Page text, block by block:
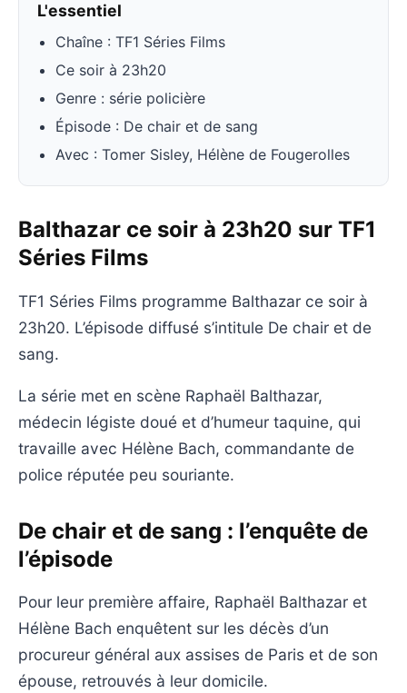
L'essentiel
Chaîne : TF1 Séries Films
Ce soir à 23h20
Genre : série policière
Épisode : De chair et de sang
Avec : Tomer Sisley, Hélène de Fougerolles
Balthazar ce soir à 23h20 sur TF1
Séries Films
TF1 Séries Films programme Balthazar ce soir à
23h20. L’épisode diffusé s’intitule De chair et de
sang.
La série met en scène Raphaël Balthazar,
médecin légiste doué et d’humeur taquine, qui
travaille avec Hélène Bach, commandante de
police réputée peu souriante.
De chair et de sang : l’enquête de
l’épisode
Pour leur première affaire, Raphaël Balthazar et
Hélène Bach enquêtent sur les décès d’un
procureur général aux assises de Paris et de son
épouse, retrouvés à leur domicile.